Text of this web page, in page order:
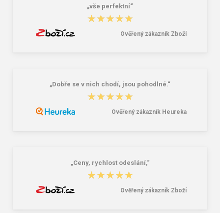
„vše perfektní“
★★★★★
★★★★★
Ověřený zákazník Zboží
„Dobře se v nich chodí, jsou pohodlné.“
★★★★★
★★★★★
Ověřený zákazník Heureka
„Ceny, rychlost odeslání,“
★★★★★
★★★★★
Ověřený zákazník Zboží